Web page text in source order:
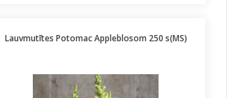
Lauvmutītes Potomac Appleblosom 250 s(MS)